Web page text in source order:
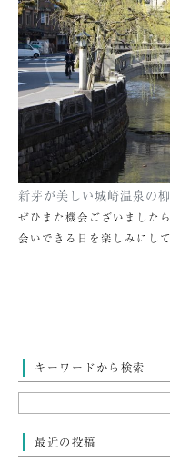
新芽が美しい城崎温泉の
ぜひまた機会ございました
会いできる日を楽しみにして
キーワードから検索
最近の投稿